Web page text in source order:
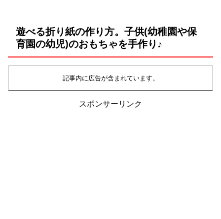
遊べる折り紙の作り方。子供(幼稚園や保
育園の幼児)のおもちゃを手作り♪
記事内に広告が含まれています。
スポンサーリンク